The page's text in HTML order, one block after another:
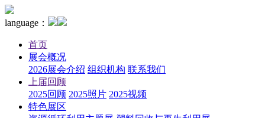
language：
首页
展会概况
2026展会介绍 组织机构 联系我们
上届回顾
2025回顾 2025照片 2025视频
特色展区